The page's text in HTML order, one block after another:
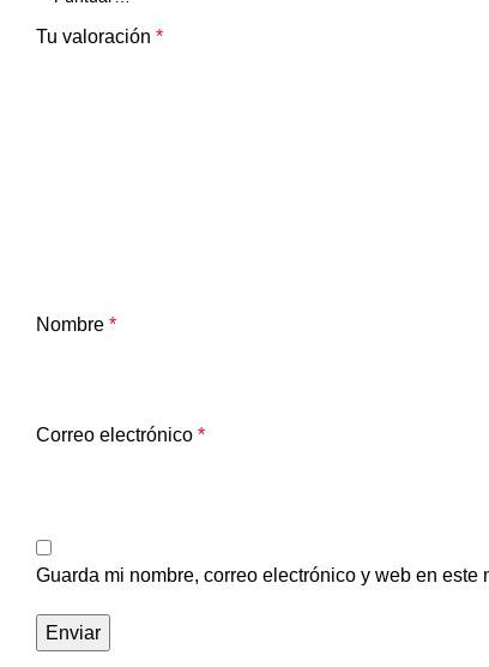
Tu valoración *
Nombre *
Correo electrónico *
Guarda mi nombre, correo electrónico y web en